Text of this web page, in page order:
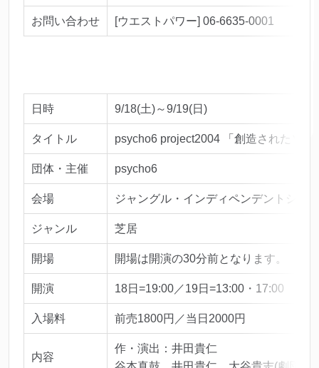
お問い合わせ [ウエストパワー] 06-6635-0001
日時 9/18(土)～9/19(日)
タイトル psycho6 project2004 「創造されたソ
団体・主催 psycho6
会場 ジャングル・インディペンデントシア
ジャンル 芝居
開場 開場は開演の30分前となります。
開演 18日=19:00／19日=13:00・17:00
入場料 前売1800円／当日2000円
内容
作・演出：井田貴仁